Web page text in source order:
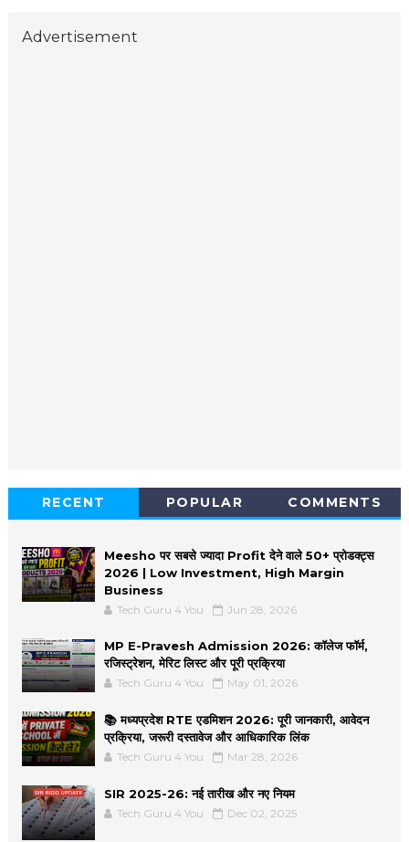
Advertisement
RECENT POPULAR COMMENTS
Meesho पर सबसे ज्यादा Profit देने वाले 50+ प्रोडक्ट्स
2026 | Low Investment, High Margin
Business
Tech Guru 4 You Jun 28, 2026
MP E-Pravesh Admission 2026: कॉलेज फॉर्म,
रजिस्ट्रेशन, मेरिट लिस्ट और पूरी प्रक्रिया
Tech Guru 4 You May 01, 2026
📚 मध्यप्रदेश RTE एडमिशन 2026: पूरी जानकारी, आवेदन
प्रक्रिया, जरूरी दस्तावेज और आधिकारिक लिंक
Tech Guru 4 You Mar 28, 2026
SIR 2025-26: नई तारीख और नए नियम
Tech Guru 4 You Dec 02, 2025